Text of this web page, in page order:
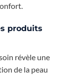
produits
révèle une
de la peau